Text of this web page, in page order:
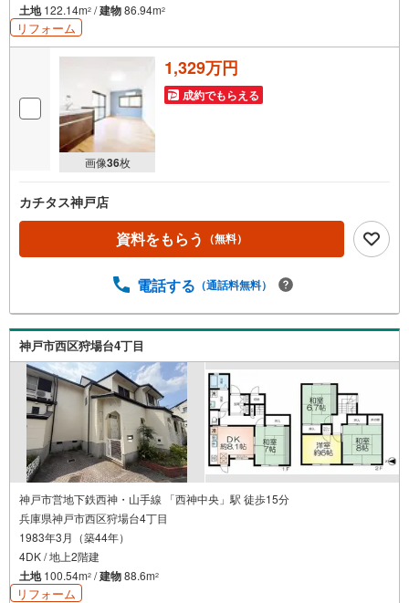
土地122.14m2 /建物86.94m2
リフォーム
画像36枚
1,329万円
成約でもらえる
カチタス神戸店
資料をもらう （無料）
電話する （通話料無料）
神戸市西区狩場台4丁目
神戸市営地下鉄西神・山手線 「西神中央」駅 徒歩15分
兵庫県神戸市西区狩場台4丁目
1983年3月（築44年）
4DK / 地上2階建
土地100.54m2 /建物88.6m2
リフォーム